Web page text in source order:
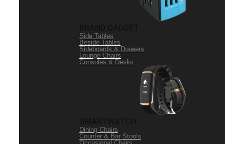
Side Tables
Beside Tables
Sideboards & Drawers
Lounge Chairs
Consoles & Desks
Dining Chairs
Counter & Bar Stools